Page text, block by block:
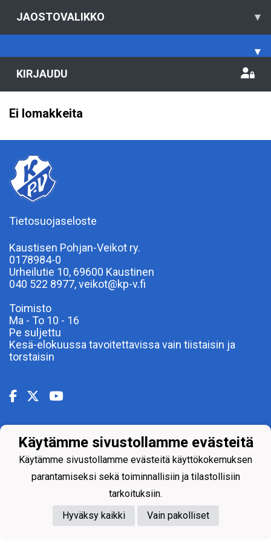
JAOSTOVALIKKO ▾
▾
KIRJAUDU
Ei lomakkeita
Tietosuojaseloste
Kaustisen Pohjan-Veikot ry.
0178984-0
Urheilutie 10, 69600 Kaustinen
040 522 8977, veikot@kp-v.fi
Toimisto
Ma - To 10 - 16
Pe suljettu
Kesä-elokuussa tavoitettavissa vain tiistaisin ja
torstaisin
Powered by
Käytämme sivustollamme evästeitä
Käytämme sivustollamme evästeitä käyttökokemuksen
parantamiseksi sekä toiminnallisiin ja tilastollisiin
tarkoituksiin.
Hyväksy kaikki
Vain pakolliset